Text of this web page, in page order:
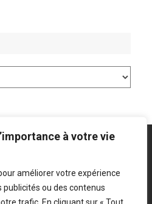
à votre vie
améliorer votre expérience
publicités ou des contenus
confidentialité